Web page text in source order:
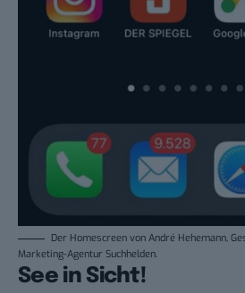
Der Homescreen von André Hehemann,
Marketing-Agentur Suchhelden.
See in Sicht!